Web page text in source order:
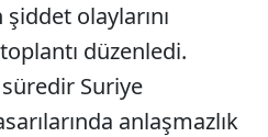
olaylarını
düzenledi.
Suriye
anlaşmazlık